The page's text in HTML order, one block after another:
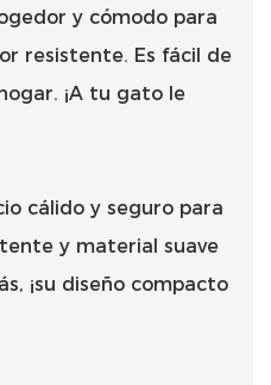
y cómodo para
resistente. Es fácil de
¡A tu gato le
cálido y seguro para
y material suave
¡su diseño compacto